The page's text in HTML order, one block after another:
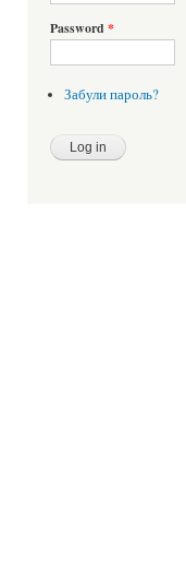
Password *
Забули пароль?